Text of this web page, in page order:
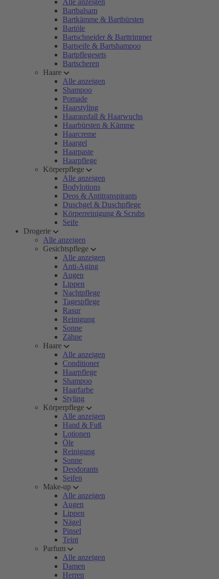
Alle anzeigen
Bartbalsam
Bartkämme & Bartbürsten
Bartöle
Bartschneider & Barttrimmer
Bartseife & Bartshampoo
Bartpflegesets
Bartscheren
Haare
Alle anzeigen
Shampoo
Pomade
Haarstyling
Haarausfall & Haarwuchs
Haarbürsten & Kämme
Haarcreme
Haargel
Haarpaste
Haarpflege
Körperpflege
Alle anzeigen
Bodylotions
Deos & Antitranspirants
Duschgel & Duschpflege
Körperreinigung & Scrubs
Seife
Drogerie
Alle anzeigen
Gesichtspflege
Alle anzeigen
Anti-Aging
Augen
Lippen
Nachtpflege
Tagespflege
Rasur
Reinigung
Sonne
Zähne
Haare
Alle anzeigen
Conditioner
Haarpflege
Shampoo
Haarfarbe
Styling
Körperpflege
Alle anzeigen
Hand & Fuß
Lotionen
Öle
Reinigung
Sonne
Deodorants
Seifen
Make-up
Alle anzeigen
Augen
Lippen
Nägel
Pinsel
Teint
Parfum
Alle anzeigen
Damen
Herren